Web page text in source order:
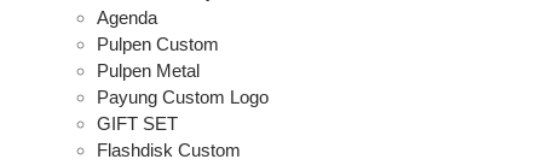
Agenda
Pulpen Custom
Pulpen Metal
Payung Custom Logo
GIFT SET
Flashdisk Custom